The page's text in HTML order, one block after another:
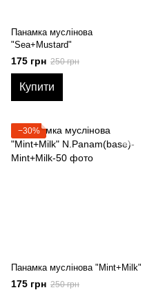
Панамка муслінова
"Sea+Mustard"
175 грн 250 грн
Купити
−30%
Панамка муслінова "Mint+Milk"
175 грн 250 грн